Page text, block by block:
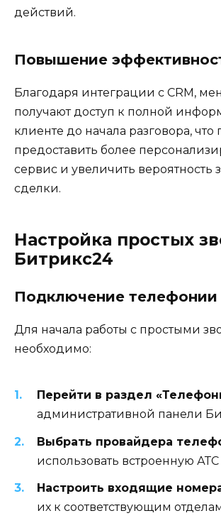
действий.
Повышение
Благодаря интеграции с CRM,
получают доступ к полной
клиенте до начала разговора, что
предоставить более
сервис и увеличить вероятность
сделки.
Настройка простых
Битрикс24
Подключение телефонии
Для начала работы с простыми
необходимо:
Перейти в раздел
административной панели
Выбрать провайдера
использовать встроенную АТС
Настроить входящие
их к соответствующим